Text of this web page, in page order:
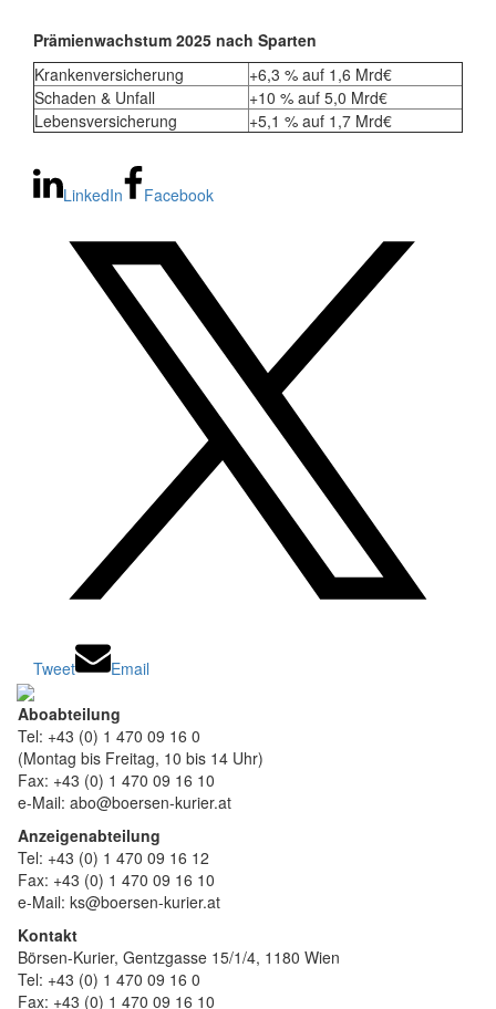
Prämienwachstum 2025 nach Sparten
Krankenversicherung
+6,3 % auf 1,6 Mrd€
Schaden & Unfall
+10 % auf 5,0 Mrd€
Lebensversicherung
+5,1 % auf 1,7 Mrd€
LinkedIn Facebook
Tweet Email
Aboabteilung
Tel: +43 (0) 1 470 09 16 0
(Montag bis Freitag, 10 bis 14 Uhr)
Fax: +43 (0) 1 470 09 16 10
e-Mail: abo@boersen-kurier.at
Anzeigenabteilung
Tel: +43 (0) 1 470 09 16 12
Fax: +43 (0) 1 470 09 16 10
e-Mail: ks@boersen-kurier.at
Kontakt
Börsen-Kurier, Gentzgasse 15/1/4, 1180 Wien
Tel: +43 (0) 1 470 09 16 0
Fax: +43 (0) 1 470 09 16 10